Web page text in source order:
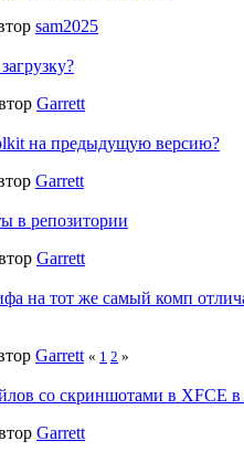
sam2025
Garrett
на предыдущую версию?
Garrett
в репозитории
Garrett
на тот же самый комп
Garrett « 1 2 »
со скриншотами в XFCE в
Garrett